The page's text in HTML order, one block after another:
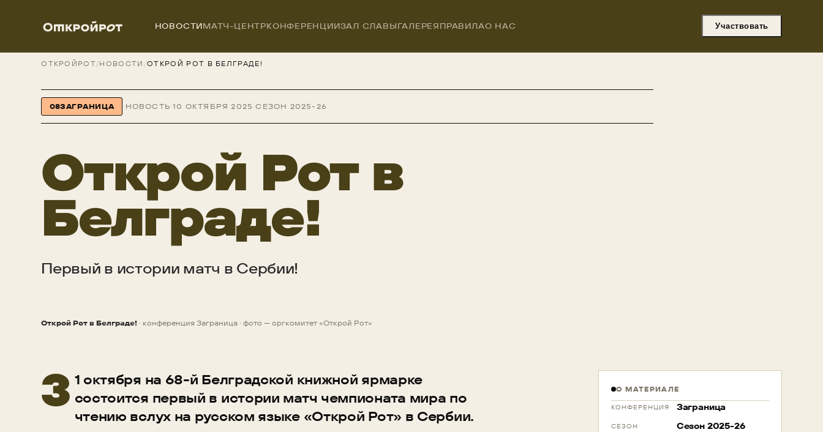
НОВОСТИМАТЧ-ЦЕНТРКОНФЕРЕНЦИИЗАЛ СЛАВЫГАЛЕРЕЯПРАВИЛАО НАС Участвовать
ОТКРОЙРОТ /НОВОСТИ /ОТКРОЙ РОТ В БЕЛГРАДЕ!
08ЗАГРАНИЦА · НОВОСТЬ·10 ОКТЯБРЯ 2025 ·СЕЗОН 2025-26
Открой Рот в
Белграде!
Первый в истории матч в Сербии!
Открой Рот в Белграде! · конференция Заграница · фото — оргкомитет «Открой Рот»
3 1 октября на 68-й Белградской книжной ярмарке
состоится первый в истории матч чемпионата мира по
чтению вслух на русском языке «Открой Рот» в Сербии.
О МАТЕРИАЛЕ
КОНФЕРЕНЦИЯ Заграница
СЕЗОН Сезон 2025-26